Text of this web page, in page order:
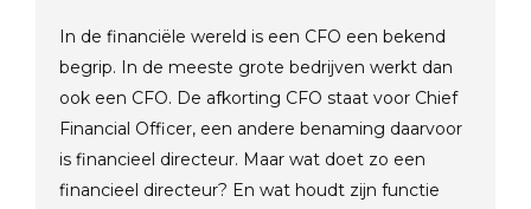
In de financiële wereld is een CFO een bekend
begrip. In de meeste grote bedrijven werkt dan
ook een CFO. De afkorting CFO staat voor Chief
Financial Officer, een andere benaming daarvoor
is financieel directeur. Maar wat doet zo een
financieel directeur? En wat houdt zijn functie